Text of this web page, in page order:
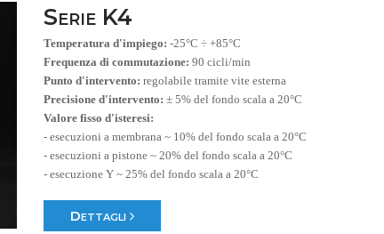
Serie K4
Temperatura d'impiego: -25°C ÷ +85°C
Frequenza di commutazione: 90 cicli/min
Punto d'intervento: regolabile tramite vite esterna
Precisione d'intervento: ± 5% del fondo scala a 20°C
Valore fisso d'isteresi:
- esecuzioni a membrana ~ 10% del fondo scala a 20°C
- esecuzioni a pistone ~ 20% del fondo scala a 20°C
- esecuzione Y ~ 25% del fondo scala a 20°C
Dettagli